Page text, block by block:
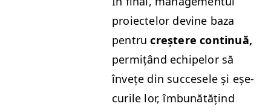
proiectelor devine baza
pen­trucreștere con­tin­uă,
per­mițând echipelor să
învețe din suc­ce­se­le și eșe­
curile lor, îmbunătățind